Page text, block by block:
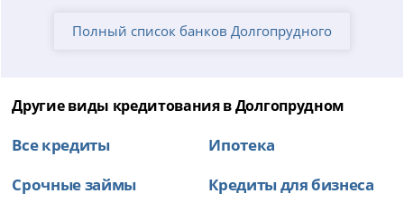
Полный список банков Долгопрудного
Другие виды кредитования в Долгопрудном
Все кредиты
Срочные займы
Ипотека
Кредиты для бизнеса